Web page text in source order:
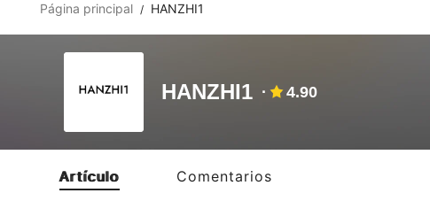
Página principal / HANZHI1
HANZHI1 4.90
Artículo Comentarios